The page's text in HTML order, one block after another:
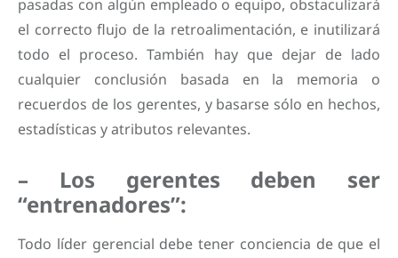
pasadas con algún empleado o equipo, obstaculizará
el correcto flujo de la retroalimentación, e inutilizará
todo el proceso. También hay que dejar de lado
cualquier conclusión basada en la memoria o
recuerdos de los gerentes, y basarse sólo en hechos,
estadísticas y atributos relevantes.
– Los gerentes deben ser
“entrenadores”:
Todo líder gerencial debe tener conciencia de que el